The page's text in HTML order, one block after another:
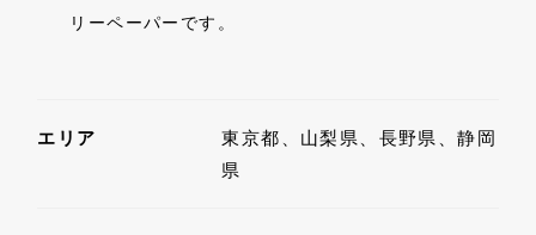
リーペーパーです。
エリア
東京都、山梨県、長野県、静岡
県